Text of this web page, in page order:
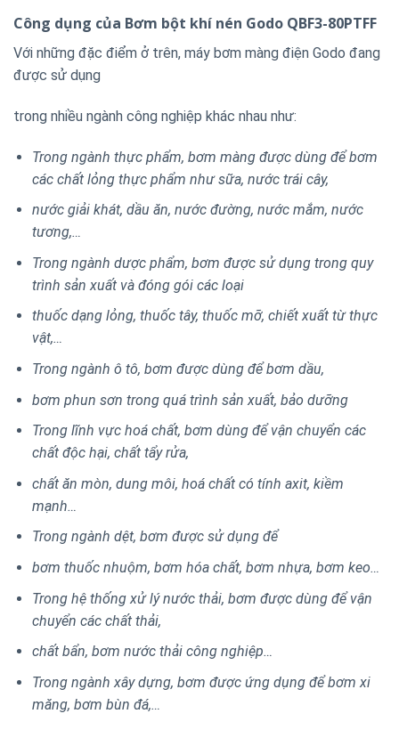
Công dụng của Bơm bột khí nén Godo QBF3-80PTFF
Với những đặc điểm ở trên, máy bơm màng điện Godo đang
được sử dụng
trong nhiều ngành công nghiệp khác nhau như:
Trong ngành thực phẩm, bơm màng được dùng để bơm
các chất lỏng thực phẩm như sữa, nước trái cây,
nước giải khát, dầu ăn, nước đường, nước mắm, nước
tương,…
Trong ngành dược phẩm, bơm được sử dụng trong quy
trình sản xuất và đóng gói các loại
thuốc dạng lỏng, thuốc tây, thuốc mỡ, chiết xuất từ thực
vật,…
Trong ngành ô tô, bơm được dùng để bơm dầu,
bơm phun sơn trong quá trình sản xuất, bảo dưỡng
Trong lĩnh vực hoá chất, bơm dùng để vận chuyển các
chất độc hại, chất tẩy rửa,
chất ăn mòn, dung môi, hoá chất có tính axit, kiềm
mạnh…
Trong ngành dệt, bơm được sử dụng để
bơm thuốc nhuộm, bơm hóa chất, bơm nhựa, bơm keo…
Trong hệ thống xử lý nước thải, bơm được dùng để vận
chuyển các chất thải,
chất bẩn, bơm nước thải công nghiệp…
Trong ngành xây dựng, bơm được ứng dụng để bơm xi
măng, bơm bùn đá,…